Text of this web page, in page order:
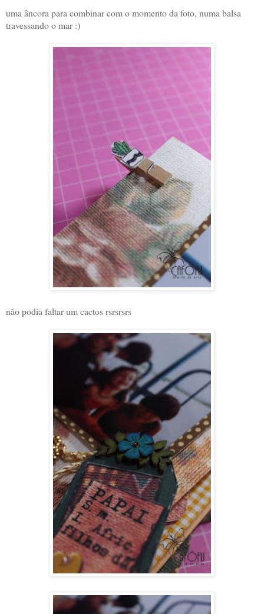
uma âncora para combinar com o momento da foto, numa balsa
travessando o mar :)
não podia faltar um cactos rsrsrsrs